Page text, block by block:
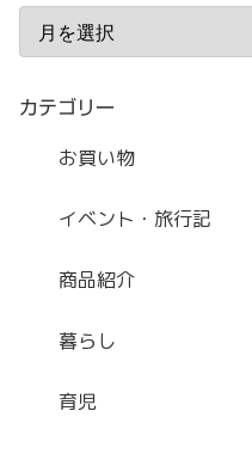
カテゴリー
お買い物
イベント・旅行記
商品紹介
暮らし
育児